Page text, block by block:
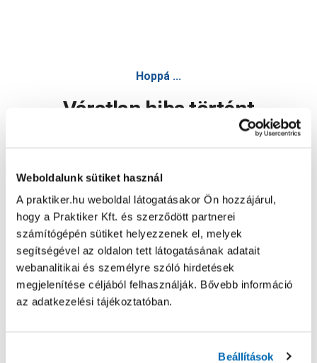
Weboldalunk sütiket használ
A praktiker.hu weboldal látogatásakor Ön hozzájárul,
hogy a Praktiker Kft. és szerződött partnerei
számítógépén sütiket helyezzenek el, melyek
segítségével az oldalon tett látogatásának adatait
webanalitikai és személyre szóló hirdetések
megjelenítése céljából felhasználják. Bővebb információ
az adatkezelési tájékoztatóban.
Beállítások
Hoppá ...
Váratlan hiba történt
Oldal újratöltése